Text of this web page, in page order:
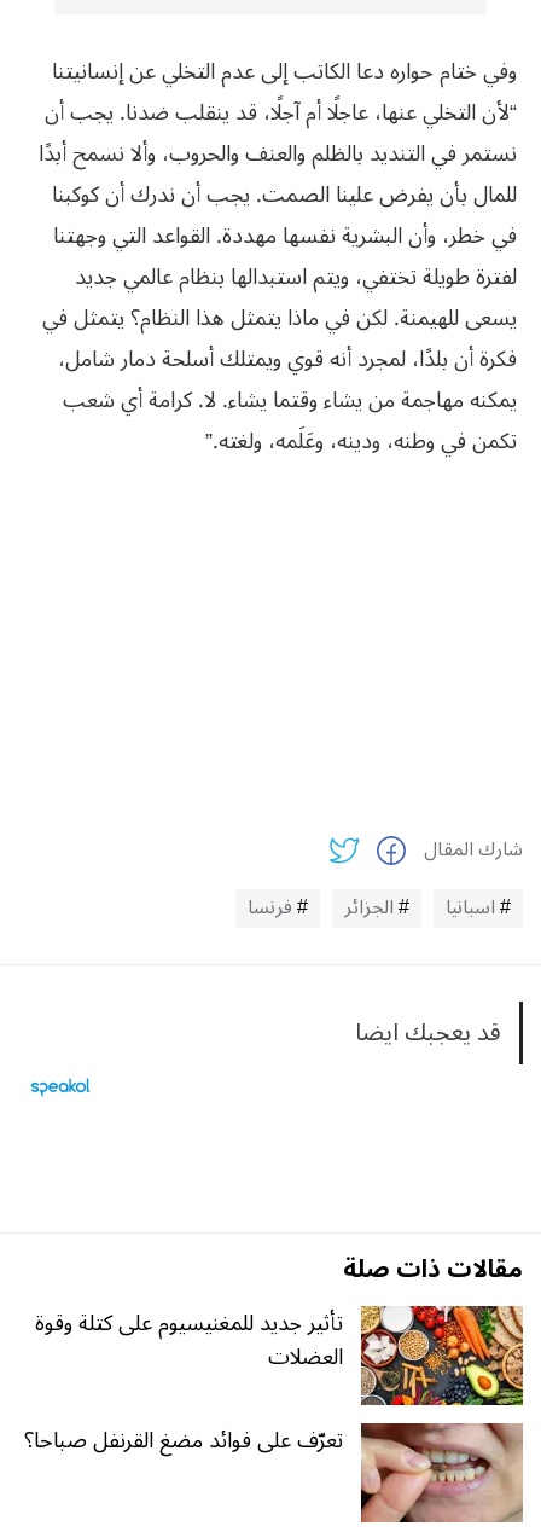
وفي ختام حواره دعا الكاتب إلى عدم التخلي عن إنسانيتنا
“لأن التخلي عنها، عاجلًا أم آجلًا، قد ينقلب ضدنا. يجب أن
نستمر في التنديد بالظلم والعنف والحروب، وألا نسمح أبدًا
للمال بأن يفرض علينا الصمت. يجب أن ندرك أن كوكبنا
في خطر، وأن البشرية نفسها مهددة. القواعد التي وجهتنا
لفترة طويلة تختفي، ويتم استبدالها بنظام عالمي جديد
يسعى للهيمنة. لكن في ماذا يتمثل هذا النظام؟ يتمثل في
فكرة أن بلدًا، لمجرد أنه قوي ويمتلك أسلحة دمار شامل،
يمكنه مهاجمة من يشاء وقتما يشاء. لا. كرامة أي شعب
تكمن في وطنه، ودينه، وعَلَمه، ولغته.”
شارك المقال
اسبانيا
الجزائر فرنسا
قد يعجبك ايضا
مقالات ذات صلة
تأثير جديد للمغنيسيوم على كتلة وقوة
العضلات
تعرّف على فوائد مضغ القرنفل صباحا؟